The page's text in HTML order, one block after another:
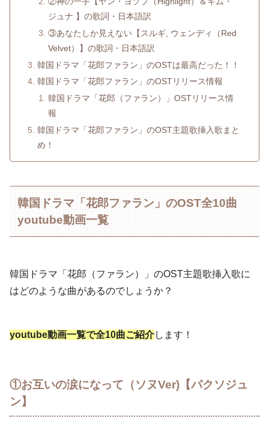
ジュナ 】の歌詞・日本語訳
③あなたしか見えない【スルギ, ウェンディ（Red
Velvet）】の歌詞・日本語訳
韓国ドラマ「花郎ファラン」のOSTは最高だった！！
韓国ドラマ「花郎ファラン」のOSTリリース情報
韓国ドラマ「花郎（ファラン）」OSTリリース情
報
韓国ドラマ「花郎ファラン」のOST主題歌挿入歌まと
め！
韓国ドラマ「花郎ファラン」のOST全10曲
youtube動画一覧
韓国ドラマ「花郎（ファラン）」のOST主題歌挿入歌に
はどのような曲があるのでしょうか？
youtube動画一覧で全10曲ご紹介します！
①お互いの涙になって（ソヌVer)【パクソジュ
ン】